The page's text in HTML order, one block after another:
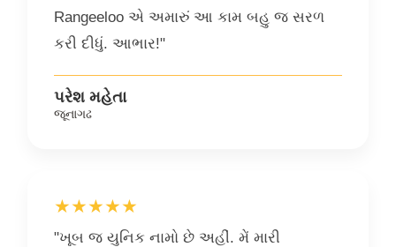
Rangeeloo એ અમારું આ કામ બહુ જ સરળ
કરી દીધું. આભાર!"
પરેશ મહેતા
જૂનાગઢ
★★★★★
"ખૂબ જ યુનિક નામો છે અહીં. મેં મારી